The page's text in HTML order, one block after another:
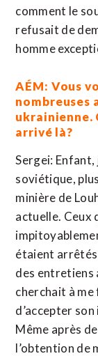
comment le
refusait de
homme
AÉM: Vous
nombreuses
ukrainienne.
arrivé là?
Sergei: Enfant,
soviétique,
minière de
actuelle. Ceux
étaient arrêtés
des entretiens
cherchait à me
d’accepter
Même après
l’obtention de